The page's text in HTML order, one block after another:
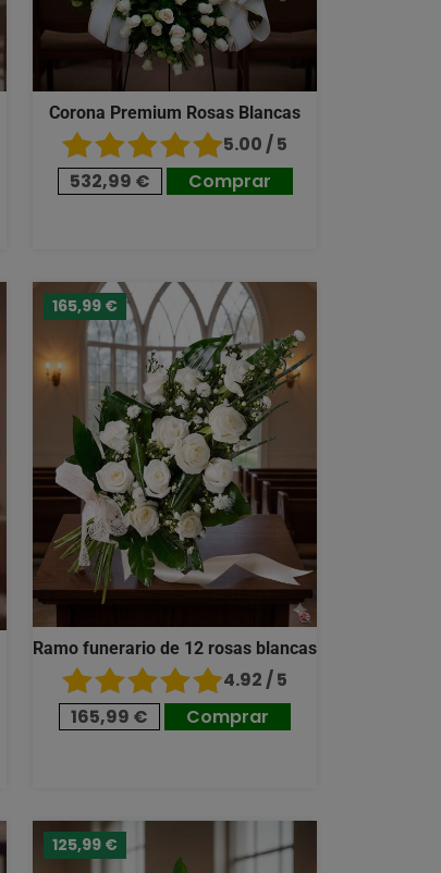
Corona Premium Rosas Blancas
5.00 / 5
532,99 €
Comprar
165,99 €
Ramo funerario de 12 rosas blancas
4.92 / 5
165,99 €
Comprar
125,99 €